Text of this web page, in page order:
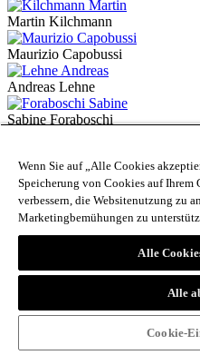
Martin Kilchmann
Maurizio Capobussi
Andreas Lehne
Sabine Foraboschi
Pietro Puntil
Leo Brugger
Ulrike Raffl
Rolando Cembran
Wenn Sie auf „Alle Cookies
Speicherung von Cookies auf Ihrem
verbessern, die Websitenutzung zu
Marketingbemühungen zu
Alle
Alle
Cookie-